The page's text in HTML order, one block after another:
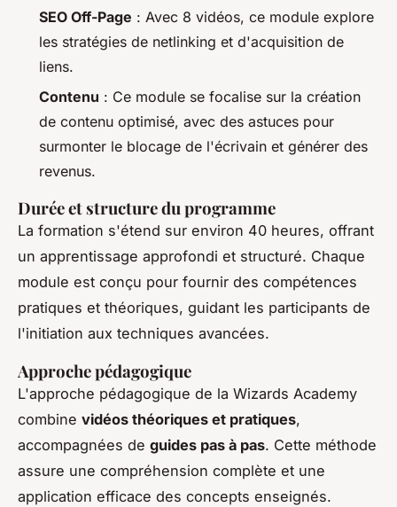
SEO Off-Page : Avec 8 vidéos, ce module explore
les stratégies de netlinking et d'acquisition de
liens.
Contenu : Ce module se focalise sur la création
de contenu optimisé, avec des astuces pour
surmonter le blocage de l'écrivain et générer des
revenus.
Durée et structure du programme
La formation s'étend sur environ 40 heures, offrant
un apprentissage approfondi et structuré. Chaque
module est conçu pour fournir des compétences
pratiques et théoriques, guidant les participants de
l'initiation aux techniques avancées.
Approche pédagogique
L'approche pédagogique de la Wizards Academy
combine vidéos théoriques et pratiques,
accompagnées de guides pas à pas. Cette méthode
assure une compréhension complète et une
application efficace des concepts enseignés.